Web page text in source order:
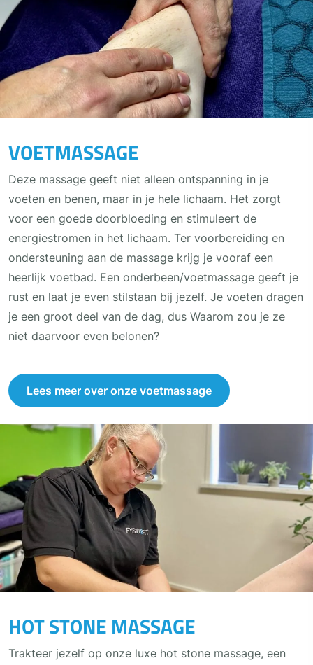
VOETMASSAGE
Deze massage geeft niet alleen ontspanning in je
voeten en benen, maar in je hele lichaam. Het zorgt
voor een goede doorbloeding en stimuleert de
energiestromen in het lichaam. Ter voorbereiding en
ondersteuning aan de massage krijg je vooraf een
heerlijk voetbad. Een onderbeen/voetmassage geeft je
rust en laat je even stilstaan bij jezelf. Je voeten dragen
je een groot deel van de dag, dus Waarom zou je ze
niet daarvoor even belonen?
Lees meer over onze voetmassage
HOT STONE MASSAGE
Trakteer jezelf op onze luxe hot stone massage, een